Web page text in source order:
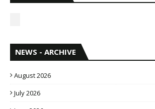
NEWS - ARCHIVE
August 2026
July 2026